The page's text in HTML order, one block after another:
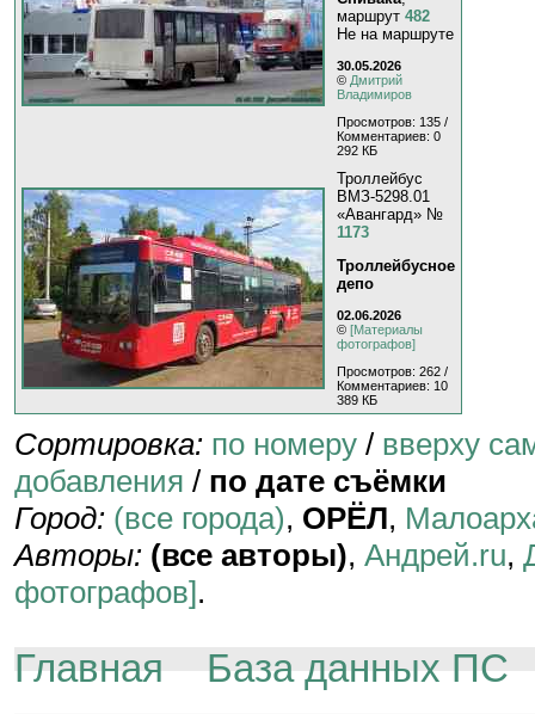
маршрут 482
Не на маршруте
30.05.2026
© Дмитрий
Владимиров
Просмотров: 135 /
Комментариев: 0
292 КБ
Троллейбус
ВМЗ-5298.01
«Авангард» №
1173
Троллейбусное
депо
02.06.2026
© [Материалы
фотографов]
Просмотров: 262 /
Комментариев: 10
389 КБ
Сортировка: по номеру / вверху
добавления / по дате съёмки
Город: (все города), ОРЁЛ,
Авторы: (все авторы), Андрей.ru,
фотографов].
Главная База данных ПС